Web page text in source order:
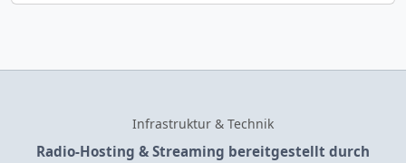
Infrastruktur & Technik
Radio-Hosting & Streaming bereitgestellt durch